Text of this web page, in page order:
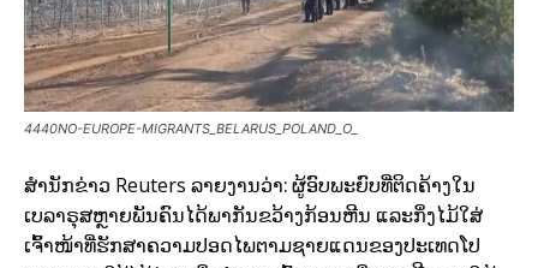
4440NO-EUROPE-MIGRANTS_BELARUS_POLAND_O_
ສຳນັກຂ່າວ Reuters ລາຍງານວ່າ: ຜູ້ອົບພະຍົບທີ່ຕິດຄ້າງໃນ
ເບລາຣຸສຫຼາຍພັນຄົນໄດ້ພາກັນຂວ້າງກ້ອນຫີນ ແລະກິ່ງໄມ້ໃສ່
ເຈົ້າໜ້າທີ່ຮັກສາຄວາມປອດໄພຕາມຊາຍແດນຂອງປະເທດໂປ